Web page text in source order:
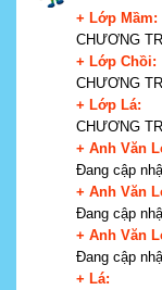
+ Lớp Mầm:
CHƯƠNG
+ Lớp Chồi:
CHƯƠNG
+ Lớp Lá:
CHƯƠNG
+ Anh Văn
Đang cập
+ Anh Văn
Đang cập
+ Anh Văn
Đang cập
+ Lá: